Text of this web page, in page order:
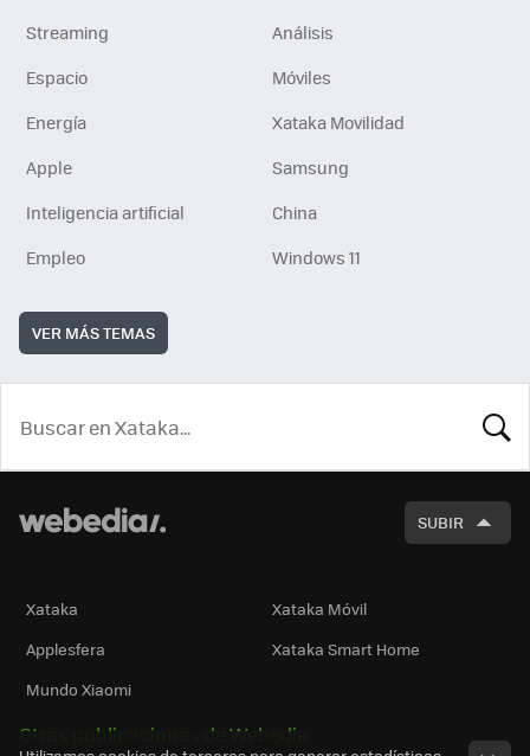
Streaming
Análisis
Espacio
Móviles
Energía
Xataka Movilidad
Apple
Samsung
Inteligencia artificial
China
Empleo
Windows 11
VER MÁS TEMAS
SUBIR
Xataka
Xataka Móvil
Applesfera
Xataka Smart Home
Mundo Xiaomi
Otras publicaciones de Webedia